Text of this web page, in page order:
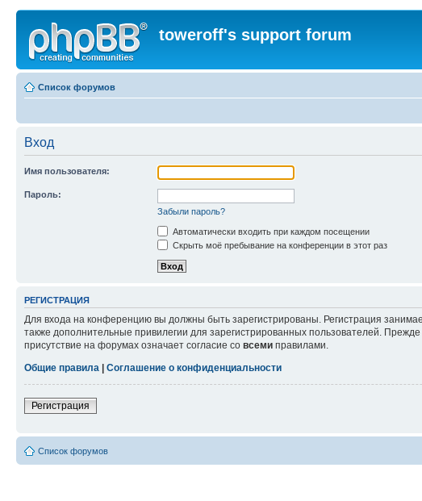
toweroff's support forum
Список форумов
Вход
Имя пользователя:
Пароль:
Забыли пароль?
Автоматически входить при каждом посещении
Скрыть моё пребывание на конференции в этот раз
РЕГИСТРАЦИЯ
Для входа на конференцию вы должны быть зарегистрированы. Регистрация
также дополнительные привилегии для зарегистрированных пользователей.
присутствие на форумах означает согласие со всеми правилами.
Общие правила | Соглашение о конфиденциальности
Регистрация
Список форумов